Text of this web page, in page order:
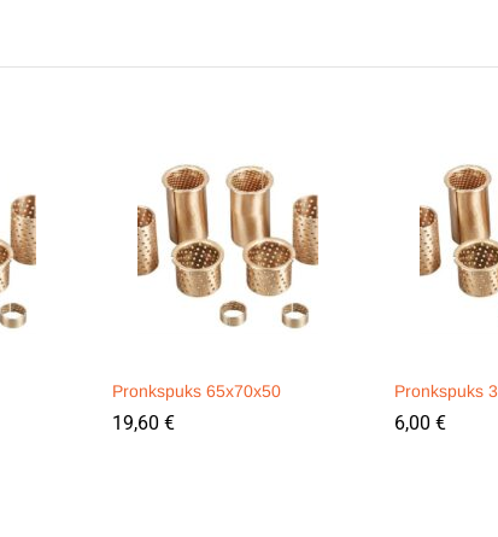
Pronkspuks 65x70x50
19,60 €
Pronkspuks
6,00 €